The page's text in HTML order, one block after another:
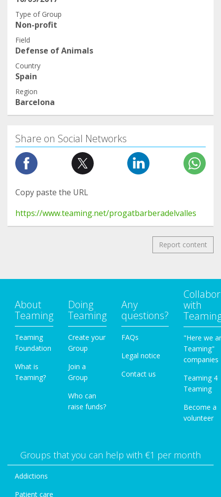
Type of Group
Non-profit
Field
Defense of Animals
Country
Spain
Region
Barcelona
Share on Social Networks
Copy paste the URL
https://www.teaming.net/progatbarberadelvalles
Report content
About
Teaming
Teaming
Foundation
What is
Teaming?
Doing
Teaming
Create your
Group
Join a
Group
Who can
raise funds?
Any
questions?
FAQs
Legal notice
Contact us
with
"Here we
Teaming"
companies
Teaming 4
Teaming
Become a
volunteer
Groups that you can help with €1 per month
Addictions
Patient care